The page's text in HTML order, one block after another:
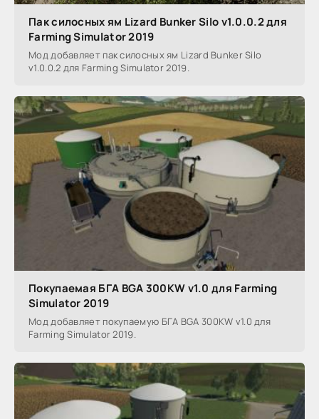
Пак силосных ям Lizard Bunker Silo v1.0.0.2 для
Farming Simulator 2019
Мод добавляет пак силосных ям Lizard Bunker Silo
v1.0.0.2 для Farming Simulator 2019.
Покупаемая БГА BGA 300KW v1.0 для Farming
Simulator 2019
Мод добавляет покупаемую БГА BGA 300KW v1.0 для
Farming Simulator 2019.